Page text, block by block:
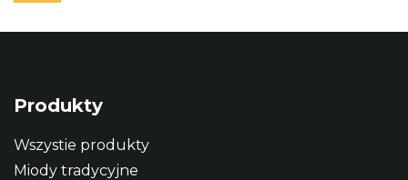
Produkty
Wszystie produkty
Miody tradycyjne